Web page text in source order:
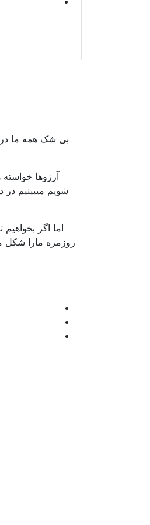
بی شک همه ما در
آرزوها
شویم میبینیم در
اما اگر
روزمره مارا شکل